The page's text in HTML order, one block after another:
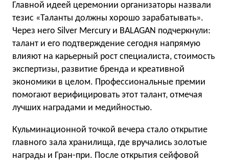
Главной идеей церемонии организаторы назвали
тезис «Таланты должны хорошо зарабатывать».
Через него Silver Mercury и BALAGAN подчеркнули:
талант и его подтверждение сегодня напрямую
влияют на карьерный рост специалиста, стоимость
экспертизы, развитие бренда и креативной
экономики в целом. Профессиональные премии
помогают верифицировать этот талант, отмечая
лучших наградами и медийностью.
Кульминационной точкой вечера стало открытие
главного зала хранилища, где вручались золотые
награды и Гран-при. После открытия сейфовой